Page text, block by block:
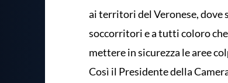
ai territori del Veronese, dove
soccorritori e a tutti coloro
mettere in sicurezza le aree
Così il Presidente della